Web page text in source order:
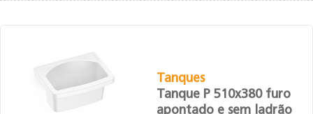
Tanques
Tanque P 510x380 furo
apontado e sem ladrão